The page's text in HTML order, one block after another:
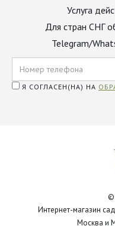
Услуга
Для стран СНГ
Telegram/
Я СОГЛАСЕН(НА) НА
©
Интернет-магазин
Москва и